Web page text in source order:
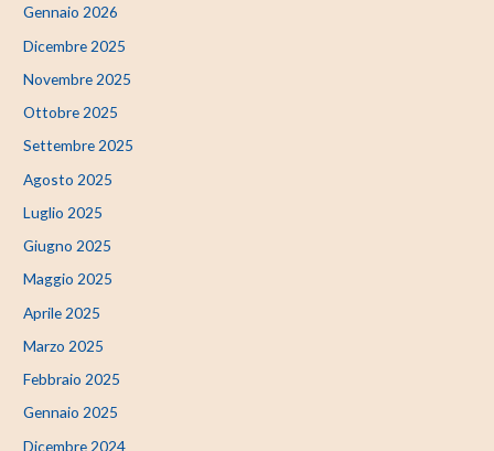
Gennaio 2026
Dicembre 2025
Novembre 2025
Ottobre 2025
Settembre 2025
Agosto 2025
Luglio 2025
Giugno 2025
Maggio 2025
Aprile 2025
Marzo 2025
Febbraio 2025
Gennaio 2025
Dicembre 2024